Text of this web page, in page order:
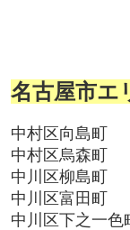
名古屋市エ
中村区向島町
中村区烏森町
中川区柳島町
中川区富田町
中川区下之一色